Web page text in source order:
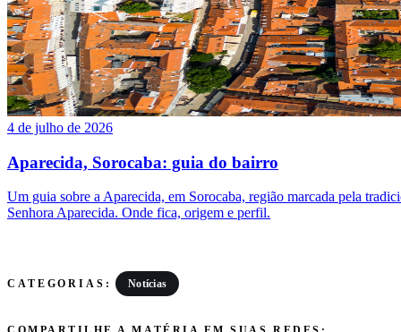
4 de julho de 2026
Aparecida, Sorocaba: guia do bairro
Um guia sobre a Aparecida, em Sorocaba, região marcada pela
Senhora Aparecida. Onde fica, origem e perfil.
CATEGORIAS: Notícias